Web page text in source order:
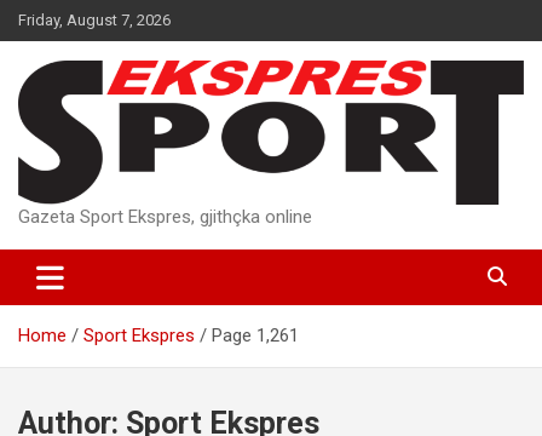
Skip
to
content
Friday, August 7, 2026
Gazeta Sport Ekspres, gjithçka online
Home Sport Ekspres Page 1,261
Author: Sport Ekspres